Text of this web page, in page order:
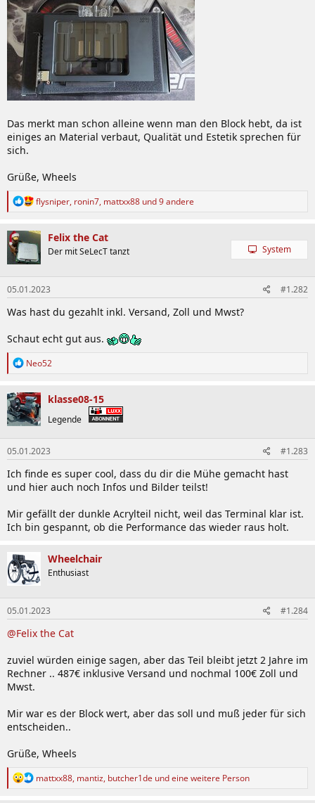
Das merkt man schon alleine wenn man den Block hebt, da ist
einiges an Material verbaut, Qualität und Estetik sprechen für
sich.
Grüße, Wheels
R
k
t
o
n
e
n
:
flysniper, ronin7, mattxx88 und 9 andere
Felix the Cat
Der mit SeLecT tanzt System
05.01.2023 #1.282
Was hast du gezahlt inkl. Versand, Zoll und Mwst?
Schaut echt gut aus.
R
k
t
i
o
n
e
n
:
Neo52
klasse08-15
Legende
05.01.2023 #1.283
Ich finde es super cool, dass du dir die Mühe gemacht hast
und hier auch noch Infos und Bilder teilst!
Mir gefällt der dunkle Acrylteil nicht, weil das Terminal klar ist.
Ich bin gespannt, ob die Performance das wieder raus holt.
Wheelchair
Enthusiast
05.01.2023 #1.284
@Felix the Cat
zuviel würden einige sagen, aber das Teil bleibt jetzt 2 Jahre im
Rechner .. 487€ inklusive Versand und nochmal 100€ Zoll und
Mwst.
Mir war es der Block wert, aber das soll und muß jeder für sich
entscheiden..
Grüße, Wheels
R
mattxx88, mantiz, butcher1de und eine weitere Person